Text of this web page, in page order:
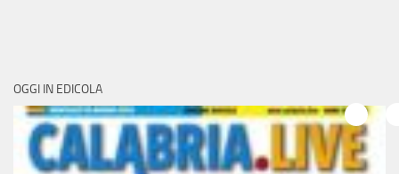
OGGI IN EDICOLA